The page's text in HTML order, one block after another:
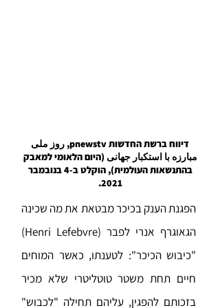
דיווח ברשת החדשות pnewstv, روز ملی
مبارزه با استکبار جهانی (היום הלאומי למאבק
בהתנשאות העולמית), הוקלט ב-4 בנובמבר
2021.
הפגנת הענק בכיכר מבטאת את מה שכינה
הגאוגרף אנרי לפבר (Henri Lefebvre)
"כיבוש הכיכר": לטענתו, כאשר המוחים
חיים תחת משטר טוטליטרי שלא מכיר
בזכותם להפגין, עליהם תחילה "לכבוש"